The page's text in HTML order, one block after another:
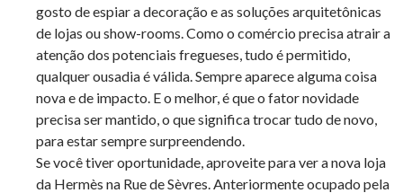
gosto de espiar a decoração e as soluções arquitetônicas
de lojas ou show-rooms. Como o comércio precisa atrair a
atenção dos potenciais fregueses, tudo é permitido,
qualquer ousadia é válida. Sempre aparece alguma coisa
nova e de impacto. E o melhor, é que o fator novidade
precisa ser mantido, o que significa trocar tudo de novo,
para estar sempre surpreendendo.
Se você tiver oportunidade, aproveite para ver a nova loja
da Hermès na Rue de Sèvres. Anteriormente ocupado pela